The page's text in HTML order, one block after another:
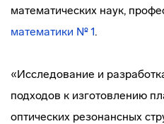
математических наук,
математики № 1.
«Исследование и
подходов к изготовлению
оптических резонансных